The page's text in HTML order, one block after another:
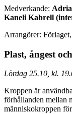
Medverkande:
Kaneli Kabrell
Arrangörer:
Plast, ångest
Lördag 25.10, kl.
Kroppen är
förhållanden mellan
människokroppen